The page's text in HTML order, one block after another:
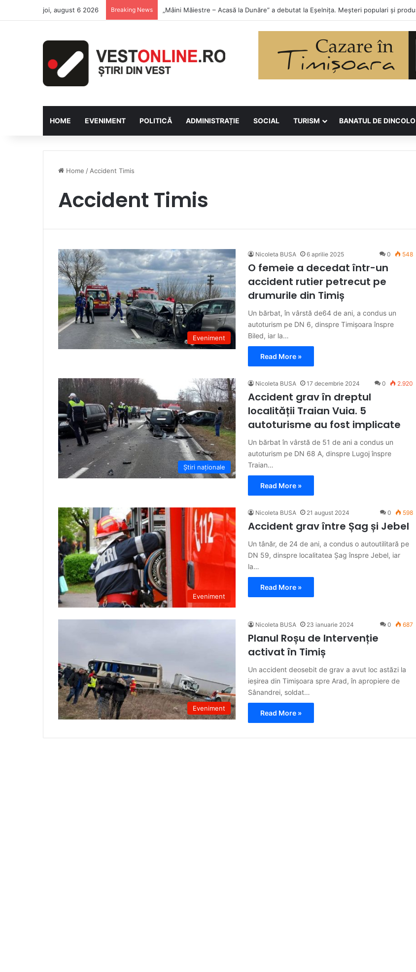
joi, august 6 2026 Breaking News Săptămâna Florilor la Asociația BUNETI
HOME EVENIMENT POLITICĂ ADMINISTRAȚIE SOCIAL TURISM BANATUL DE DINCOLO
Home / Accident Timis
Accident Timis
Eveniment
Nicoleta BUSA 6 aprilie 2025 0 548
O femeie a decedat într-un
accident rutier petrecut pe
drumurile din Timiș
Un bărbat, în vârstă de64 de ani, a condus un
autoturism pe DN 6, dinspre Timișoara înspre
Biled, iar la…
Read More »
Știri naționale
Nicoleta BUSA 17 decembrie 2024 0 2.920
Accident grav în dreptul
localității Traian Vuia. 5
autoturisme au fost implicate
Un bărbat în vârstă de 51 de ani a condus un
autoturism pe DN 68 A, dinspre Lugoj înspre
Traian…
Read More »
Eveniment
Nicoleta BUSA 21 august 2024 0 598
Accident grav între Șag și Jebel
Un tânăr, de 24 de ani, a condus o autoutilitară pe
DN 59, dinspre localitatea Șag înspre Jebel, iar
la…
Read More »
Eveniment
Nicoleta BUSA 23 ianuarie 2024 0 687
Planul Roșu de Intervenție
activat în Timiș
Un accident deosebit de grav a avut loc astăzi la
ieșirea din Timișoara spre Arad, în apropiere de
Sânandrei, soldat…
Read More »